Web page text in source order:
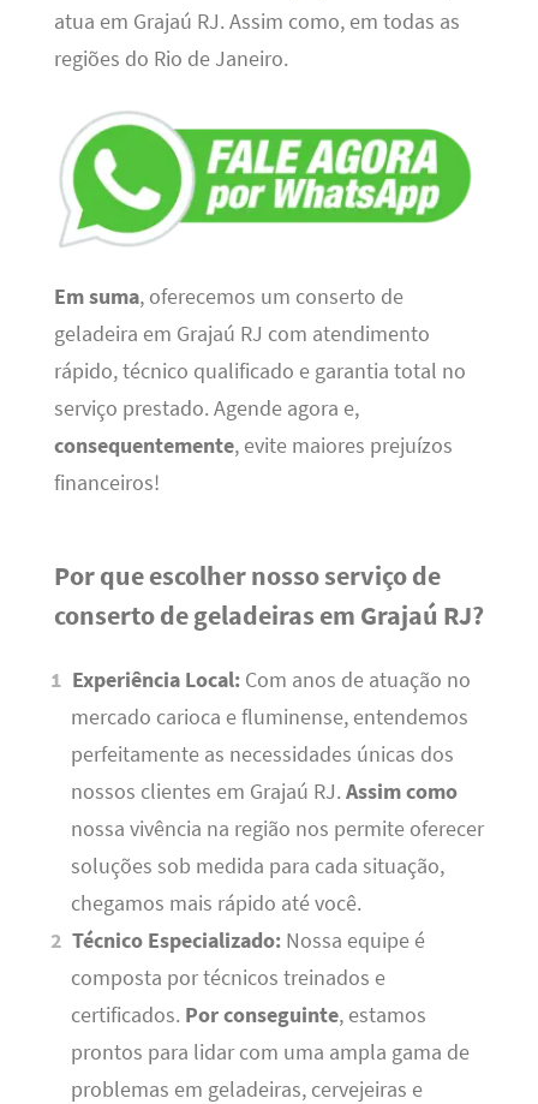
atua em Grajaú RJ. Assim como, em todas as
regiões do Rio de Janeiro.
Em suma, oferecemos um conserto de
geladeira em Grajaú RJ com atendimento
rápido, técnico qualificado e garantia total no
serviço prestado. Agende agora e,
consequentemente, evite maiores prejuízos
financeiros!
Por que escolher nosso serviço de
conserto de geladeiras em Grajaú RJ?
Experiência Local: Com anos de atuação no
mercado carioca e fluminense, entendemos
perfeitamente as necessidades únicas dos
nossos clientes em Grajaú RJ. Assim como
nossa vivência na região nos permite oferecer
soluções sob medida para cada situação,
chegamos mais rápido até você.
Técnico Especializado: Nossa equipe é
composta por técnicos treinados e
certificados. Por conseguinte, estamos
prontos para lidar com uma ampla gama de
problemas em geladeiras, cervejeiras e